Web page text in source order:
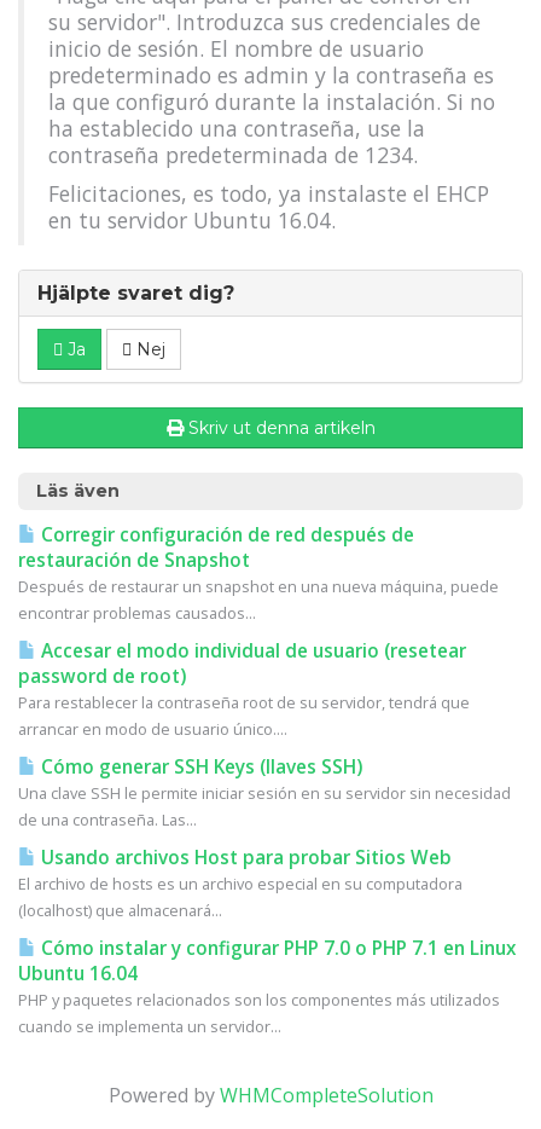
su servidor". Introduzca sus credenciales de
inicio de sesión. El nombre de usuario
predeterminado es admin y la contraseña es
la que configuró durante la instalación. Si no
ha establecido una contraseña, use la
contraseña predeterminada de 1234.
Felicitaciones, es todo, ya instalaste el EHCP
en tu servidor Ubuntu 16.04.
Hjälpte svaret dig?
Ja Nej
Skriv ut denna artikeln
Läs även
Corregir configuración de red después de
restauración de Snapshot
Después de restaurar un snapshot en una nueva máquina, puede
encontrar problemas causados...
Accesar el modo individual de usuario (resetear
password de root)
Para restablecer la contraseña root de su servidor, tendrá que
arrancar en modo de usuario único....
Cómo generar SSH Keys (llaves SSH)
Una clave SSH le permite iniciar sesión en su servidor sin necesidad
de una contraseña. Las...
Usando archivos Host para probar Sitios Web
El archivo de hosts es un archivo especial en su computadora
(localhost) que almacenará...
Cómo instalar y configurar PHP 7.0 o PHP 7.1 en Linux
Ubuntu 16.04
PHP y paquetes relacionados son los componentes más utilizados
cuando se implementa un servidor...
Powered byWHMCompleteSolution